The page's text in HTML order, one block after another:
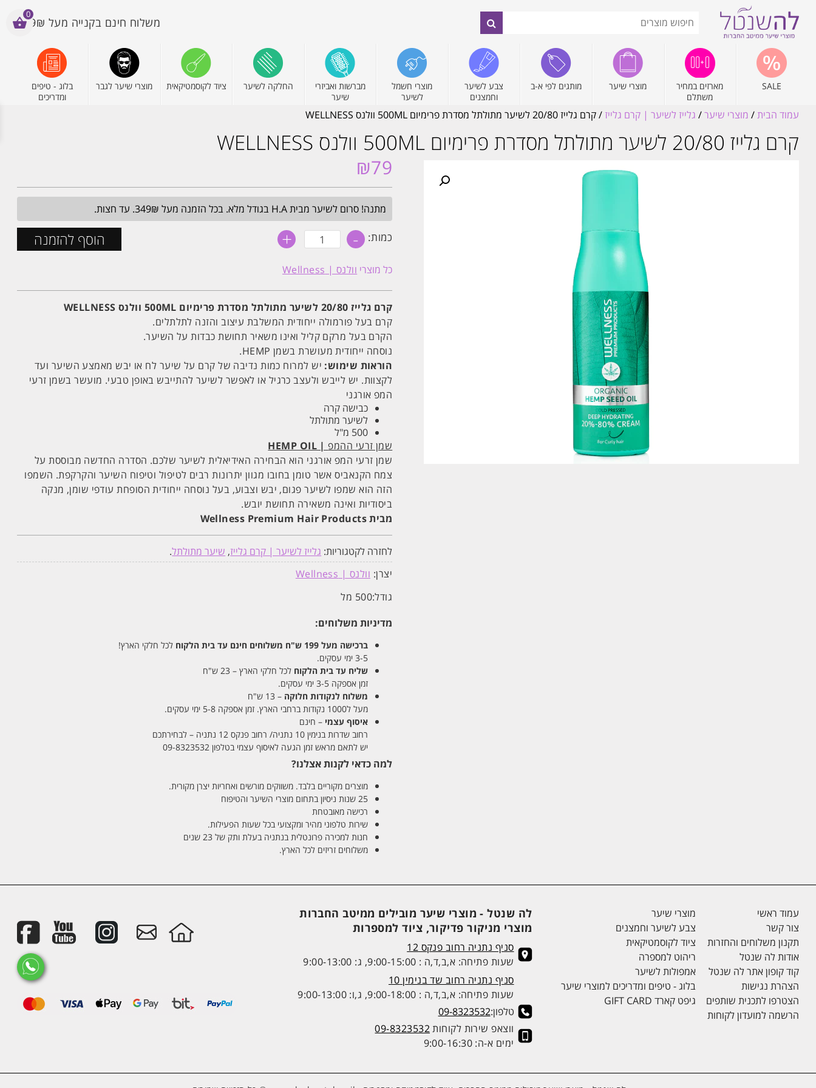
משלוח חינם בקנייה מעל 199₪
SALE
מארזים במחיר
משתלם
מוצרי שיער מותגים לפי א-ב
צבע לשיער
וחמצנים
מוצרי חשמל
לשיער
מברשות ואביזרי
שיער
החלקה לשיער ציוד לקוסמטיקאית מוצרי שיער לגבר
בלוג - טיפים
ומדריכים
עמוד הבית/ מוצרי שיער/ גלייז לשיער | קרם גלייז / קרם גלייז 20/80 לשיער מתולתל מסדרת פרימיום 500ML וולנס WELLNESS
קרם גלייז 20/80 לשיער מתולתל מסדרת פרימיום 500ML וולנס WELLNESS
₪79
מתנה! סרום לשיער מבית H.A בגודל מלא. בכל הזמנה מעל 349₪. עד חצות.
כמות: - כמות
של
גלייז
20/80
מתולתל
מסדרת
פרימיום
500ML
וולנס
WELLNESS
+ הוסף להזמנה
כל מוצרי וולנס | Wellness
קרם גלייז 20/80 לשיער מתולתל מסדרת פרימיום 500ML וולנס WELLNESS
קרם בעל פורמולה ייחודית המשלבת עיצוב והזנה לתלתלים.
הקרם בעל מרקם קליל ואינו משאיר תחושת כבדות על השיער.
נוסחה ייחודית מעושרת בשמן HEMP.
הוראות שימוש: יש למרוח כמות נדיבה של קרם על שיער לח או יבש מאמצע השיער ועד
לקצוות. יש לייבש ולעצב כרגיל או לאפשר לשיער להתייבש באופן טבעי. מועשר בשמן זרעי
המפ אורגני
כבישה קרה
לשיער מתולתל
500 מ"ל
שמן זרעי ההמפ|
HEMP OIL
שמן זרעי המפ אורגני הוא הבחירה האידיאלית לשיער שלכם. הסדרה החדשה מבוססת על
צמח הקנאביס אשר טומן בחובו מגוון יתרונות רבים לטיפול וטיפוח השיער והקרקפת. השמפו
הזה הוא שמפו לשיער פגום, יבש וצבוע, בעל נוסחה ייחודית הסופחת עודפי שומן, מנקה
ביסודיות ואינה משאירה תחושת יובש.
מבית Wellness Premium Hair Products
לחזרה לקטגוריות: גלייז לשיער | קרם גלייז, שיער מתולתל.
יצרן: וולנס | Wellness
גודל:500 מל
מדיניות משלוחים:
ברכישה מעל 199 ש"ח משלוחים חינם עד בית הלקוח לכל חלקי הארץ!
3-5 ימי עסקים.
שליח עד בית הלקוח לכל חלקי הארץ – 23 ש"ח
זמן אספקה 3-5 ימי עסקים.
משלוח לנקודות חלוקה – 13 ש"ח
מעל ל1000 נקודות ברחבי הארץ. זמן אספקה 5-8 ימי עסקים.
איסוף עצמי – חינם
רחוב שדרות בנימין 10 נתניה/ רחוב פנקס 12 נתניה – לבחירתכם
יש לתאם מראש זמן הגעה לאיסוף עצמי בטלפון 09-8323532
למה כדאי לקנות אצלנו?
מוצרים מקוריים בלבד. משווקים מורשים ואחריות יצרן מקורית.
25 שנות ניסיון בתחום מוצרי השיער והטיפוח
רכישה מאובטחת
שירות טלפוני מהיר ומקצועי בכל שעות הפעילות.
חנות למכירה פרונטלית בנתניה בעלת ותק של 23 שנים
משלוחים זריזים לכל הארץ.
עמוד ראשי
צור קשר
תקנון משלוחים והחזרות
אודות לה שנטל
קוד קופון אתר לה שנטל
הצהרת נגישות
הצטרפו לתכנית שותפים
הרשמה למועדון לקוחות
מוצרי שיער
צבע לשיער וחמצנים
ציוד לקוסמטיקאית
ריהוט למספרה
אמפולות לשיער
בלוג - טיפים ומדריכים למוצרי שיער
גיפט קארד GIFT CARD
לה שנטל - מוצרי שיער מובילים ממיטב החברות
מוצרי מניקור פדיקור, ציוד למספרות
סניף נתניה רחוב פנקס 12
שעות פתיחה: א,ב,ד,ה : 9:00-15:00, ג: 9:00-13:00
סניף נתניה רחוב שד בנימין 10
שעות פתיחה: א,ב,ד,ה : 9:00-18:00, ג,ו: 9:00-13:00
טלפון:09-8323532
ווצאפ שירות לקוחות09-8323532
ימים א-ה: 9:00-16:30
0